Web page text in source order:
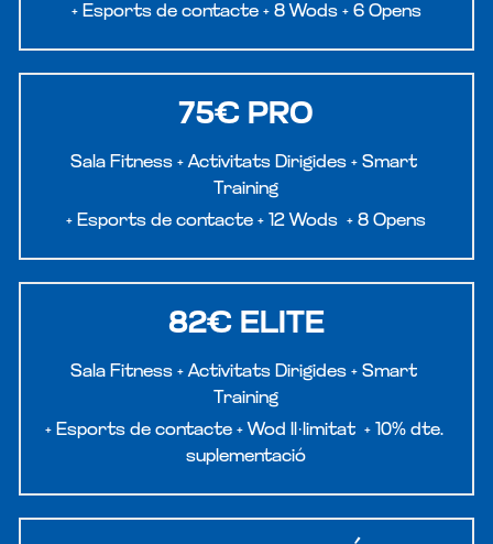
+ Esports de contacte + 8 Wods + 6 Opens
75€ PRO
Sala Fitness + Activitats Dirigides + Smart
Training
+ Esports de contacte + 12 Wods  + 8 Opens
82€ ELITE
Sala Fitness + Activitats Dirigides + Smart
Training
+ Esports de contacte + Wod Il·limitat  + 10% dte.
suplementació